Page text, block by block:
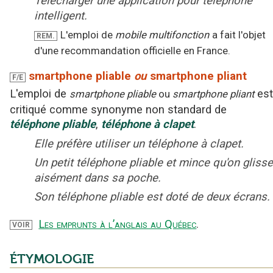
intelligent.
REM. L'emploi de mobile multifonction a fait l'objet
d'une recommandation officielle en France.
F/E smartphone pliable ou smartphone pliant
L'emploi de smartphone pliable ou smartphone pliant est
critiqué comme synonyme non standard de
téléphone pliable, téléphone à clapet.
Elle préfère utiliser un téléphone à clapet.
Un petit téléphone pliable et mince qu'on glisse
aisément dans sa poche.
Son téléphone pliable est doté de deux écrans.
VOIR Les emprunts à l’anglais au Québec.
ÉTYMOLOGIE